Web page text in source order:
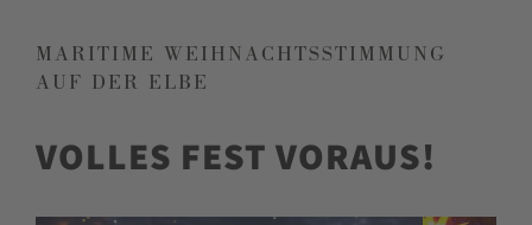
MARITIME WEIHNACHTSSTIMMUNG
AUF DER ELBE
VOLLES FEST VORAUS!